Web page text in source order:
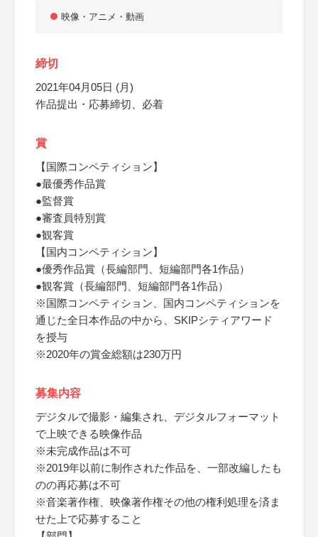
映像・アニメ・動画
締切
2021年04月05日 (月)
作品提出・応募締切、必着
賞
【国際コンペティション】
●最優秀作品賞
●監督賞
●審査員特別賞
●観客賞
【国内コンペティション】
●優秀作品賞（長編部門、短編部門各1作品）
●観客賞（長編部門、短編部門各1作品）
※国際コンペティション、国内コンペティションを
通じた全日本作品の中から、SKIPシティアワード
を授与
※2020年の賞金総額は230万円
募集内容
デジタルで撮影・編集され、デジタルフォーマット
で上映できる映像作品
※未完成作品は不可
※2019年以前に制作された作品を、一部改編したも
のの再応募は不可
※音楽著作権、映像著作権その他の権利処理を済ま
せた上で応募すること